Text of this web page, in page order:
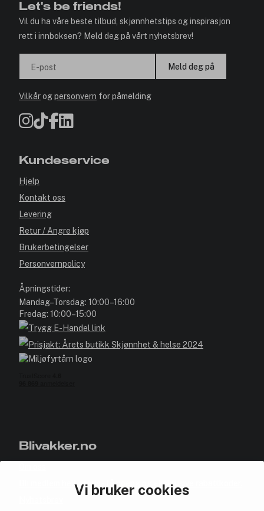
Vi bruker cookies
Let's be friends!
Vil du ha våre beste tilbud, skjønnhetstips og inspirasjon
rett i innboksen? Meld deg på vårt nyhetsbrev!
E-post Meld deg på
Vilkårogpersonvern for påmelding
Kundeservice
Hjelp
Kontakt oss
Levering
Retur / Angre kjøp
Brukerbetingelser
Personvernpolicy
Åpningstider:
Mandag–Torsdag: 10:00–16:00
Fredag: 10:00–15:00
Blivakker.no
Bli medlem helt gratis - få poeng og eksklusive rabattkoder.